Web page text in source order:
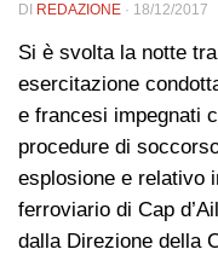
DI REDAZIONE · 18/12/2017
Si è svolta la notte
esercitazione
e francesi impegnati
procedure di
esplosione e relativo
ferroviario di Cap
dalla Direzione della